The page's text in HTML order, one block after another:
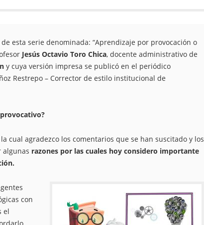
esta serie denominada: “Aprendizaje por provocación o
Jesús Octavio Toro Chica, docente administrativo de
y cuya versión impresa se publicó en el periódico
Restrepo – Corrector de estilo institucional de
cual agradezco los comentarios que se han suscitado y los
algunas razones por las cuales hoy considero importante
con
el